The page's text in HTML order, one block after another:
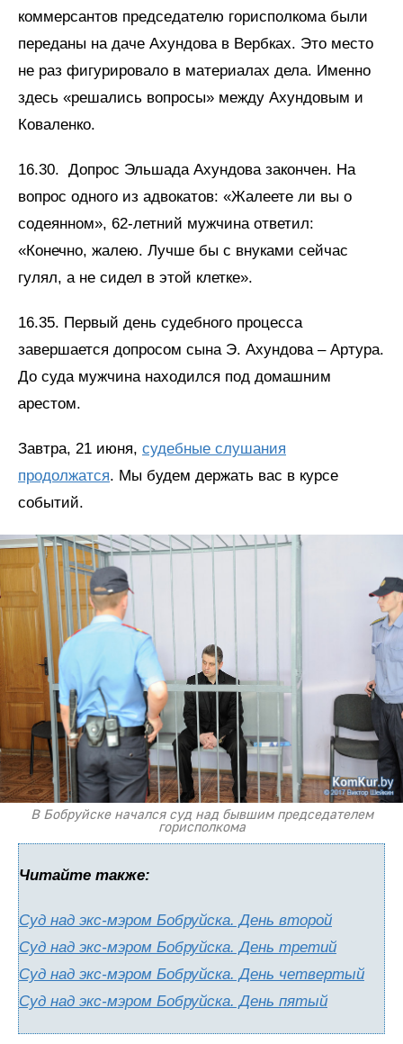
коммерсантов председателю горисполкома были
переданы на даче Ахундова в Вербках. Это место
не раз фигурировало в материалах дела. Именно
здесь «решались вопросы» между Ахундовым и
Коваленко.
16.30. Допрос Эльшада Ахундова закончен. На
вопрос одного из адвокатов: «Жалеете ли вы о
содеянном», 62-летний мужчина ответил:
«Конечно, жалею. Лучше бы с внуками сейчас
гулял, а не сидел в этой клетке».
16.35. Первый день судебного процесса
завершается допросом сына Э. Ахундова – Артура.
До суда мужчина находился под домашним
арестом.
Завтра, 21 июня, судебные слушания
продолжатся. Мы будем держать вас в курсе
событий.
В Бобруйске начался суд над бывшим председателем
горисполкома
Читайте также:
Суд над экс-мэром Бобруйска. День второй
Суд над экс-мэром Бобруйска. День третий
Суд над экс-мэром Бобруйска. День четвертый
Суд над экс-мэром Бобруйска. День пятый